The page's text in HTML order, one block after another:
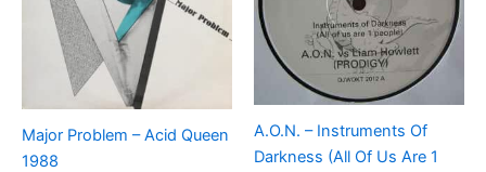
Major Problem – Acid Queen
1988
A.O.N. – Instruments Of
Darkness (All Of Us Are 1